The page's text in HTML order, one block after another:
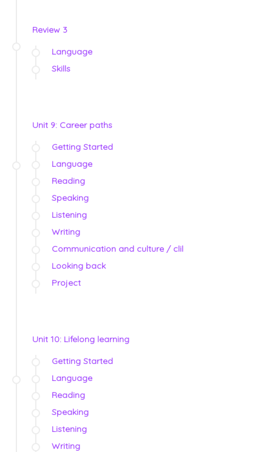
Review 3
Language
Skills
Unit 9: Career paths
Getting Started
Language
Reading
Speaking
Listening
Writing
Communication and culture / clil
Looking back
Project
Unit 10: Lifelong learning
Getting Started
Language
Reading
Speaking
Listening
Writing